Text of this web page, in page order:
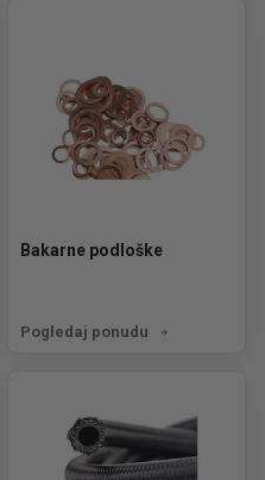
Bakarne podloške
Pogledaj ponudu